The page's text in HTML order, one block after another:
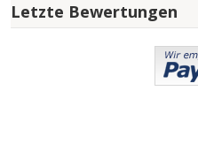
Letzte Bewertungen